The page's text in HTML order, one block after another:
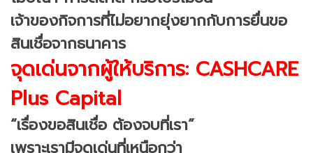
เจ้าของกิจการที่ไม่อยากยุ่งยากกับการยื่นขอ
สินเชื่อจากธนาคาร
จุดเด่นจากผู้ให้บริการ: CASHCARE
Plus Capital
“เรื่องขอสินเชื่อ ต้องจบที่เรา”
เพราะเรามีจุดเด่นที่เหนือกว่า